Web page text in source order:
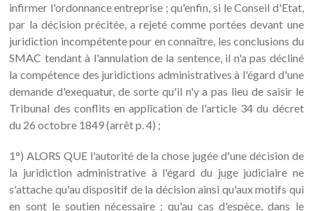
infirmer l'ordonnance entreprise ; qu'enfin, si le Conseil d'Etat,
par la décision précitée, a rejeté comme portées devant une
juridiction incompétente pour en connaître, les conclusions du
SMAC tendant à l'annulation de la sentence, il n'a pas décliné
la compétence des juridictions administratives à l'égard d'une
demande d'exequatur, de sorte qu'il n'y a pas lieu de saisir le
Tribunal des conflits en application de l'article 34 du décret
du 26 octobre 1849 (arrêt p. 4) ;
1°) ALORS QUE l'autorité de la chose jugée d'une décision de
la juridiction administrative à l'égard du juge judiciaire ne
s'attache qu'au dispositif de la décision ainsi qu'aux motifs qui
en sont le soutien nécessaire ; qu'au cas d'espèce, dans le